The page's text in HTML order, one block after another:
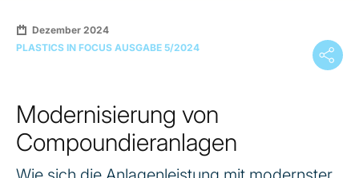
Dezember 2024
PLASTICS IN FOCUS AUSGABE 5/2024
Modernisierung von
Compoundieranlagen